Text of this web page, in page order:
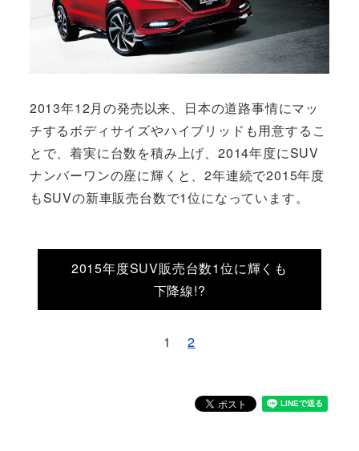
2013年12月の発売以来、日本の道路事情にマッ
チするボディサイズやハイブリッドも用意するこ
とで、着実に台数を積み上げ、2014年度にSUV
ナンバーワンの座に輝くと、2年連続で2015年度
もSUVの新車販売台数で1位になっています。
2015年度SUV販売台数1位に輝くも
下降線!?
1 2